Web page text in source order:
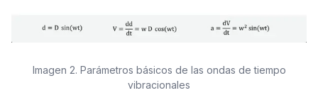
Imagen 2. Parámetros básicos de las ondas de tiempo
vibracionales